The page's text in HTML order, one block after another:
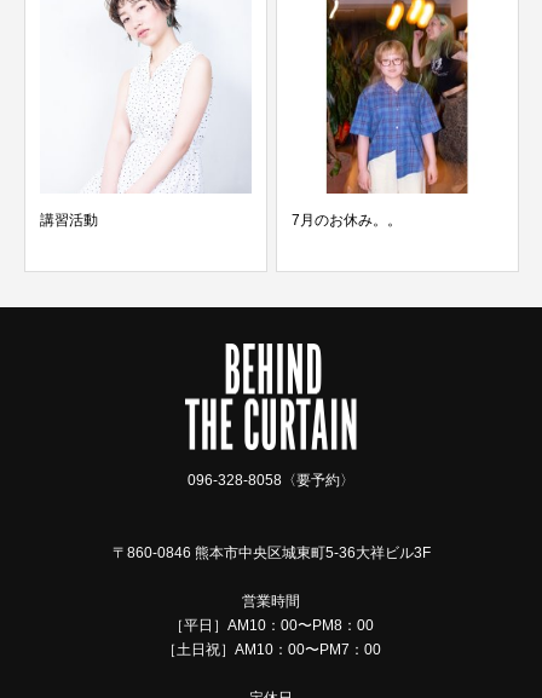
８月３０日 通常営業致し
096-328-8058〈要予約〉
〒860-0846 熊本市中央区城東町5-36大祥ビル3F
営業時間
［平日］AM10：00〜PM8：00
［土日祝］AM10：00〜PM7：00